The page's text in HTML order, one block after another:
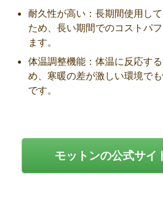
耐久性が高い：長期間使用し
ため、長い期間でのコストパ
ます。
体温調整機能：体温に反応す
め、寒暖の差が激しい環境で
です。
モットンの公式サイ